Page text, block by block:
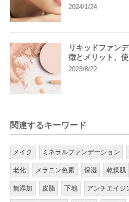
2024/1/24
リキッドファン
徴とメリット、
2023/8/22
関連するキーワード
メイク ミネラルファンデーション
老化 メラニン色素 保湿 乾燥肌
無添加 皮脂 下地 アンチエイジ